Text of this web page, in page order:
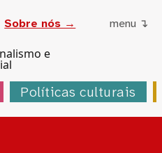
e
Sobre nós → menu ↴
Políticas culturais